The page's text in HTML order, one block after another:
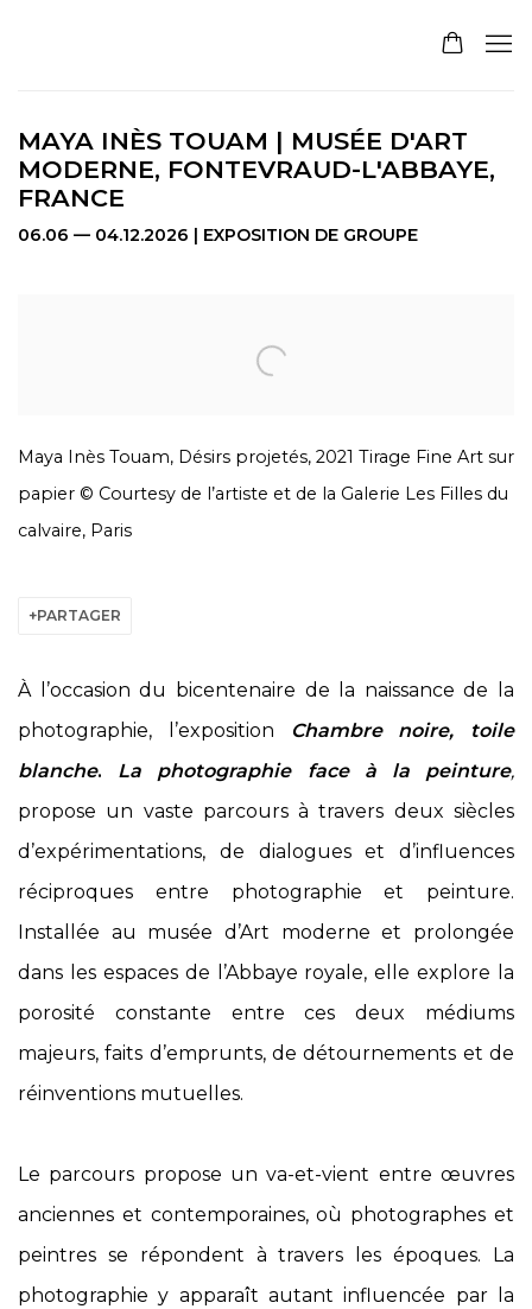
MAYA INÈS TOUAM | MUSÉE D'ART
MODERNE, FONTEVRAUD-L'ABBAYE,
FRANCE
06.06 — 04.12.2026 | EXPOSITION DE GROUPE
Maya Inès Touam, Désirs projetés, 2021 Tirage Fine Art sur
papier © Courtesy de l’artiste et de la Galerie Les Filles du
calvaire, Paris
PARTAGER
À l’occasion du bicentenaire de la naissance de la
photographie, l’exposition
Chambre noire, toile
blanche. La photographie face à la peinture,
propose un vaste parcours à travers deux siècles
d’expérimentations, de dialogues et d’influences
réciproques entre photographie et peinture.
Installée au musée d’Art moderne et prolongée
dans les espaces de l’Abbaye royale, elle explore la
porosité constante entre ces deux médiums
majeurs, faits d’emprunts, de détournements et de
réinventions mutuelles.
Le parcours propose un va-et-vient entre œuvres
anciennes et contemporaines, où photographes et
peintres se répondent à travers les époques. La
photographie y apparaît autant influencée par la